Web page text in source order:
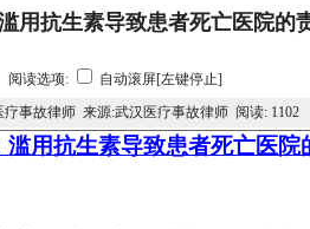
用抗生素导致患者死亡医院的
阅读选项:
自动滚屏[左键停止]
疗事故律师 来源:武汉医疗事故律师 阅读: 1102
滥用抗生素导致患者死亡医院